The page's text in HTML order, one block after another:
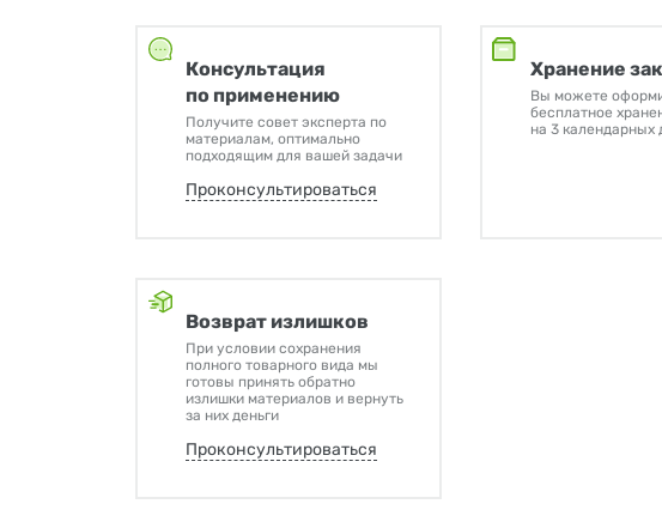
Консультация
по применению
Получите совет эксперта по
материалам, оптимально
подходящим для вашей задачи
Проконсультироваться
Хранение
Вы можете
бесплатное
на 3 календарных
Возврат излишков
При условии сохранения
полного товарного вида мы
готовы принять обратно
излишки материалов и вернуть
за них деньги
Проконсультироваться